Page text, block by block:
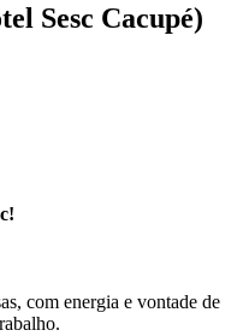
Sesc Cacupé)
com energia e vontade de